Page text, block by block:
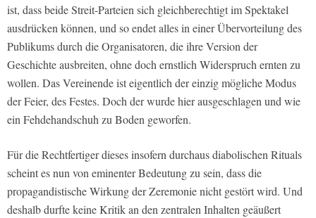
ist, dass beide Streit-Parteien sich gleichberechtigt im Spektakel
ausdrücken können, und so endet alles in einer Übervorteilung des
Publikums durch die Organisatoren, die ihre Version der
Geschichte ausbreiten, ohne doch ernstlich Widerspruch ernten zu
wollen. Das Vereinende ist eigentlich der einzig mögliche Modus
der Feier, des Festes. Doch der wurde hier ausgeschlagen und wie
ein Fehdehandschuh zu Boden geworfen.
Für die Rechtfertiger dieses insofern durchaus diabolischen Rituals
scheint es nun von eminenter Bedeutung zu sein, dass die
propagandistische Wirkung der Zeremonie nicht gestört wird. Und
deshalb durfte keine Kritik an den zentralen Inhalten geäußert